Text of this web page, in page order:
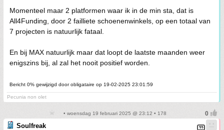
Momenteel maar 2 platformen waar ik in de min sta, dat is
All4Funding, door 2 failliete schoenenwinkels, op een totaal van
7 projecten is natuurlijk fataal.
En bij MAX natuurlijk maar dat loopt de laatste maanden weer
enigszins bij, al zal het nooit positief worden.
Bericht 0% gewijzigd door obligataire op 19-02-2025 23:01:59
Pecunia non olet
• woensdag 19 februari 2025 @ 23:12 • 178
Soulfreak